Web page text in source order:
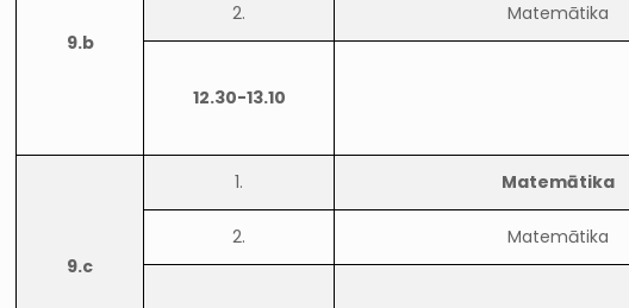
9.b
2. Matemātika
12.30-13.10
9.c
1. Matemātika
2. Matemātika